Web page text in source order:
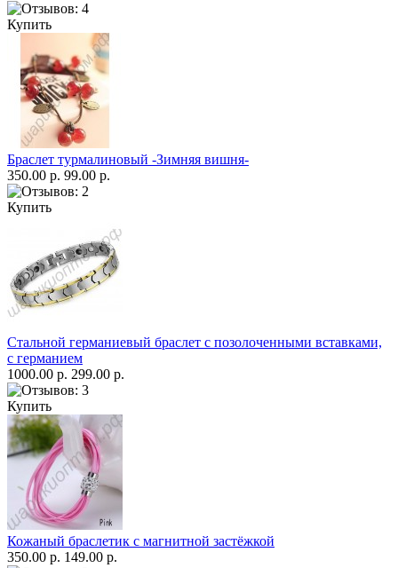
Купить
Браслет турмалиновый -Зимняя вишня-
350.00 р. 99.00 р.
Купить
Стальной германиевый браслет с позолоченными вставками,
с германием
1000.00 р. 299.00 р.
Купить
Кожаный браслетик с магнитной застёжкой
350.00 р. 149.00 р.